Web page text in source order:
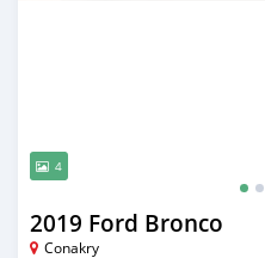
4
2019 Ford Bronco
Conakry